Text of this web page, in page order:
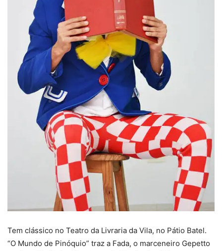
Tem clássico no Teatro da Livraria da Vila, no Pátio Batel.
“O Mundo de Pinóquio” traz a Fada, o marceneiro Gepetto